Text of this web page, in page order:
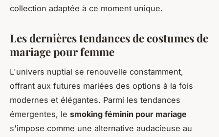
collection adaptée à ce moment unique.
Les dernières tendances de costumes de
mariage pour femme
L'univers nuptial se renouvelle constamment,
offrant aux futures mariées des options à la fois
modernes et élégantes. Parmi les tendances
émergentes, le smoking féminin pour mariage
s'impose comme une alternative audacieuse au